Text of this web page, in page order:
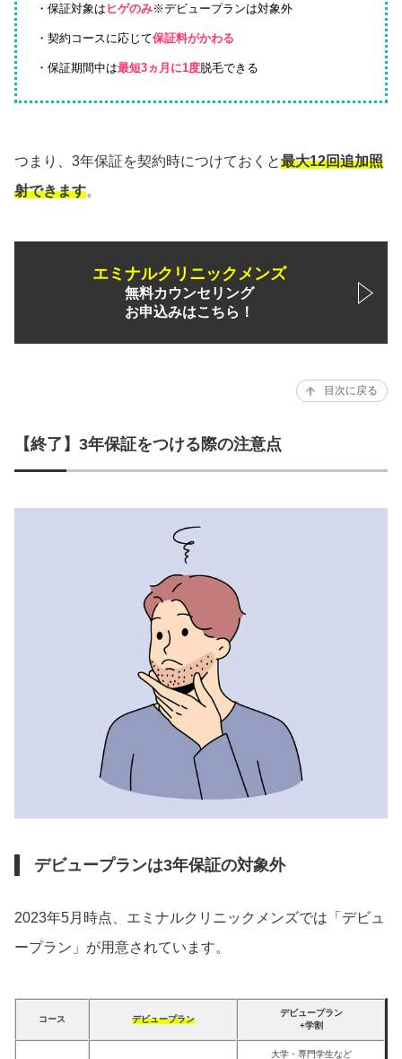
・保証対象は ヒゲのみ※デビュープランは対象外
・契約コースに応じて保証料がかわる
・保証期間中は最短3ヵ月に1度脱毛できる
つまり、3年保証を契約時につけておくと最大12回追加照
射できます。
エミナルクリニックメンズ
無料カウンセリング
お申込みはこちら！
目次に戻る
【終了】3年保証をつける際の注意点
デビュープランは3年保証の対象外
2023年5月時点、エミナルクリニックメンズでは「デビュ
ープラン」が用意されています。
コース デビュープラン
デビュープラン
+学割
大学・専門学生など